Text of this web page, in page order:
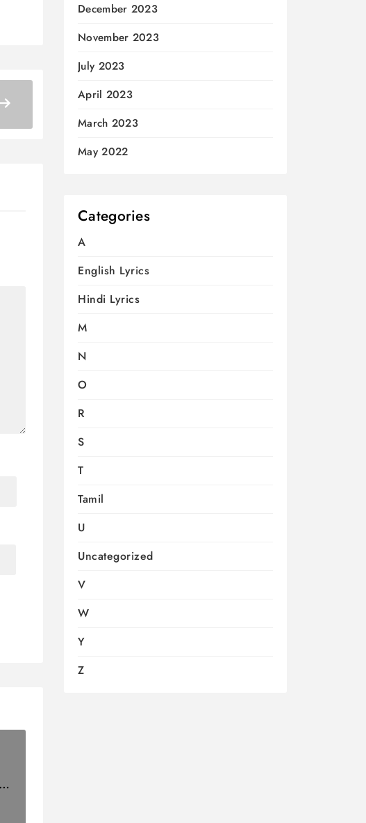
December 2023
November 2023
July 2023
April 2023
March 2023
May 2022
Categories
A
English Lyrics
Hindi Lyrics
M
N
O
R
S
T
Tamil
U
Uncategorized
V
W
Y
Z